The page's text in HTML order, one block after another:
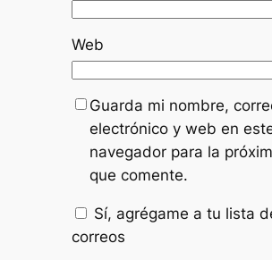
Web
Guarda mi nombre,
electrónico y web en
navegador para la
que comente.
Sí, agrégame a tu lista
correos